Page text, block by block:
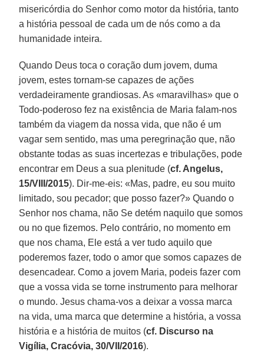
misericórdia do Senhor como motor da história, tanto
a história pessoal de cada um de nós como a da
humanidade inteira.
Quando Deus toca o coração dum jovem, duma
jovem, estes tornam-se capazes de ações
verdadeiramente grandiosas. As «maravilhas» que o
Todo-poderoso fez na existência de Maria falam-nos
também da viagem da nossa vida, que não é um
vagar sem sentido, mas uma peregrinação que, não
obstante todas as suas incertezas e tribulações, pode
encontrar em Deus a sua plenitude (cf. Angelus,
15/VIII/2015). Dir-me-eis: «Mas, padre, eu sou muito
limitado, sou pecador; que posso fazer?» Quando o
Senhor nos chama, não Se detém naquilo que somos
ou no que fizemos. Pelo contrário, no momento em
que nos chama, Ele está a ver tudo aquilo que
poderemos fazer, todo o amor que somos capazes de
desencadear. Como a jovem Maria, podeis fazer com
que a vossa vida se torne instrumento para melhorar
o mundo. Jesus chama-vos a deixar a vossa marca
na vida, uma marca que determine a história, a vossa
história e a história de muitos (cf. Discurso na
Vigília, Cracóvia, 30/VII/2016).